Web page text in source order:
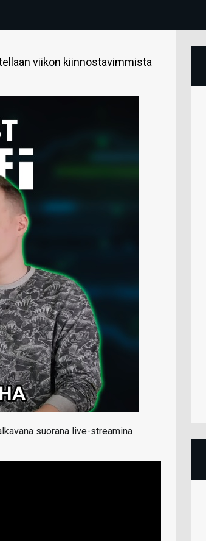
viikon kiinnostavimmista
suorana live-streamina